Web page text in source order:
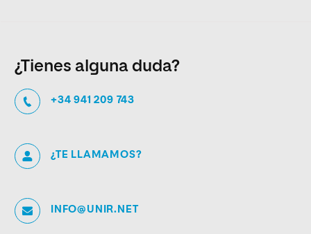
¿Tienes alguna duda?
+34 941 209 743
¿TE LLAMAMOS?
INFO@UNIR.NET